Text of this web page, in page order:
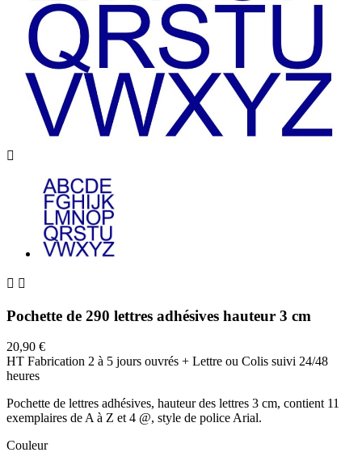

 
Pochette de 290 lettres adhésives hauteur 3 cm
20,90 €
HT Fabrication 2 à 5 jours ouvrés + Lettre ou Colis suivi 24/48
heures
Pochette de lettres adhésives, hauteur des lettres 3 cm, contient 11
exemplaires de A à Z et 4 @, style de police Arial.
Couleur